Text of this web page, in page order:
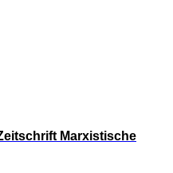
Marxistische